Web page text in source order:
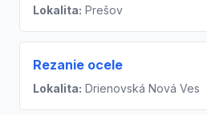
Lokalita: Prešov
Rezanie ocele
Lokalita: Drienovská Nová Ves